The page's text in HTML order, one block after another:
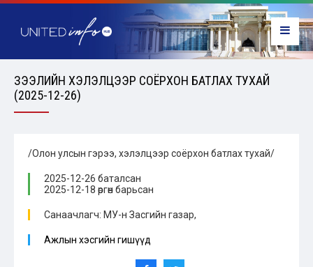
ЗЭЭЛИЙН ХЭЛЭЛЦЭЭР СОЁРХОН БАТЛАХ ТУХАЙ
(2025-12-26)
/Олон улсын гэрээ, хэлэлцээр соёрхон батлах тухай/
2025-12-26 баталсан
2025-12-18 өргөн барьсан
Санаачлагч: МУ-н Засгийн газар,
Ажлын хэсгийн гишүүд